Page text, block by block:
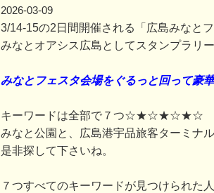
2026-03-09
3/14-15の2日間開催される「広島みなと
みなとオアシス広島としてスタンプラリー
みなとフェスタ会場をぐるっと回って豪
キーワードは全部で７つ☆★☆★☆★☆
みなと公園と、広島港宇品旅客ターミナ
是非探して下さいね。
７つすべてのキーワードが見つけられた